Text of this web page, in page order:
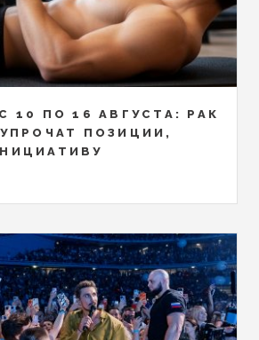
10 ПО 16 АВГУСТА: РАК
ПОЗИЦИИ,